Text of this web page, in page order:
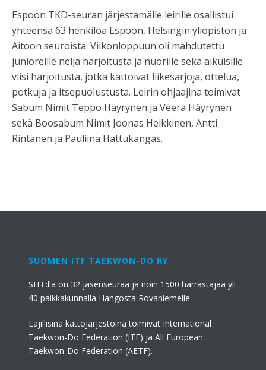
Espoon TKD-seuran järjestämälle leirille osallistui
yhteensä 63 henkilöä Espoon, Helsingin yliopiston ja
Aitoon seuroista. Viikonloppuun oli mahdutettu
junioreille neljä harjoitusta ja nuorille sekä aikuisille
viisi harjoitusta, jotka kattoivat liikesarjoja, ottelua,
potkuja ja itsepuolustusta. Leirin ohjaajina toimivat
Sabum Nimit Teppo Häyrynen ja Veera Häyrynen
sekä Boosabum Nimit Joonas Heikkinen, Antti
Rintanen ja Pauliina Hattukangas.
SUOMEN ITF TAEKWON-DO RY
SITF:llä on 32 jäsenseuraa ja noin 1500 harrastajaa yli
40 paikkakunnalla Hangosta Rovaniemelle.
Lajillisina kattojärjestöinä toimivat International
Taekwon-Do Federation (ITF) ja All European
Taekwon-Do Federation (AETF).